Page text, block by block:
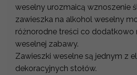
weselny urozmaicą wznoszenie
zawieszka na alkohol weselny
różnorodne treści co dodatkowo
weselnej zabawy.
Zawieszki weselne są jednym z
dekoracyjnych stołów.